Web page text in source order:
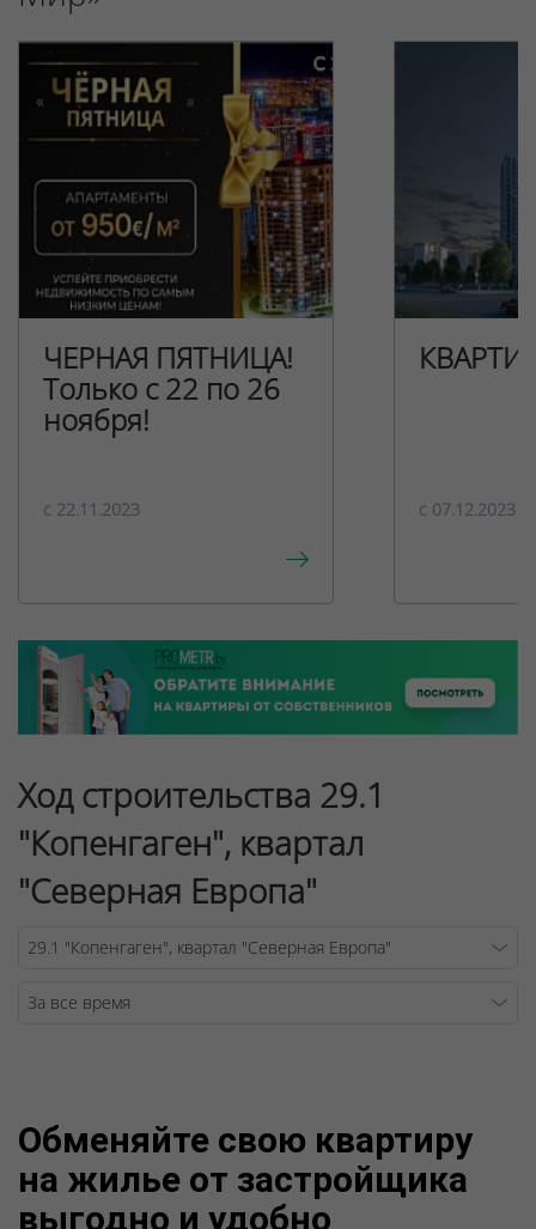
ЧЕРНАЯ ПЯТНИЦА!
Только с 22 по 26
ноября!
c 22.11.2023 c 07.12.2023
Ход строительства 29.1
"Копенгаген", квартал
"Северная Европа"
Обменяйте свою квартиру
на жилье от застройщика
выгодно и удобно